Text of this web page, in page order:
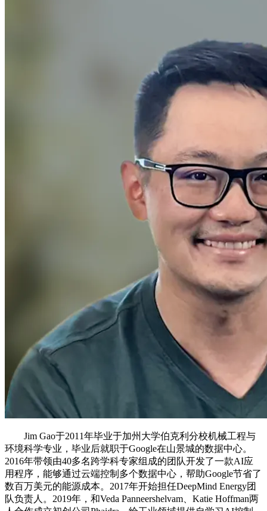
Jim Gao于2011年毕业于加州大学伯克利分校机械工程与
环境科学专业，毕业后就职于Google在山景城的数据中心。
2016年带领由40多名跨学科专家组成的团队开发了一款AI应
用程序，能够通过云端控制多个数据中心，帮助Google节省了
数百万美元的能源成本。2017年开始担任DeepMind Energy团
队负责人。2019年，和Veda Panneershelvam、Katie Hoffman两